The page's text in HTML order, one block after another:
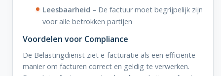
Leesbaarheid – De factuur moet begrijpelijk zijn
voor alle betrokken partijen
Voordelen voor Compliance
De Belastingdienst ziet e-facturatie als een efficiënte
manier om facturen correct en geldig te verwerken.